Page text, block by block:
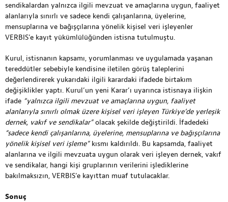
sendikalardan yalnızca ilgili mevzuat ve amaçlarına uygun, faaliyet
alanlarıyla sınırlı ve sadece kendi çalışanlarına, üyelerine,
mensuplarına ve bağışçılarına yönelik kişisel veri işleyenler
VERBIS’e kayıt yükümlülüğünden istisna tutulmuştu.
Kurul, istisnanın kapsamı, yorumlanması ve uygulamada yaşanan
tereddütler sebebiyle kendisine iletilen görüş taleplerini
değerlendirerek yukarıdaki ilgili karardaki ifadede birtakım
değişiklikler yaptı. Kurul’un yeni Karar’ı uyarınca istisnaya ilişkin
ifade “yalnızca ilgili mevzuat ve amaçlarına uygun, faaliyet
alanlarıyla sınırlı olmak üzere kişisel veri işleyen Türkiye’de yerleşik
dernek, vakıf ve sendikalar”olacak şekilde değiştirildi. İfadedeki
“sadece kendi çalışanlarına, üyelerine, mensuplarına ve bağışçılarına
yönelik kişisel veri işleme” kısmı kaldırıldı. Bu kapsamda, faaliyet
alanlarına ve ilgili mevzuata uygun olarak veri işleyen dernek, vakıf
ve sendikalar, hangi kişi gruplarının verilerini işlediklerine
bakılmaksızın, VERBIS’e kayıttan muaf tutulacaklar.
Sonuç